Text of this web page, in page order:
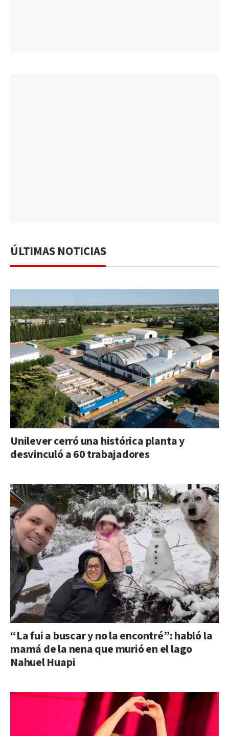
ÚLTIMAS NOTICIAS
Unilever cerró una histórica planta y
desvinculó a 60 trabajadores
“La fui a buscar y no la encontré”: habló la
mamá de la nena que murió en el lago
Nahuel Huapi